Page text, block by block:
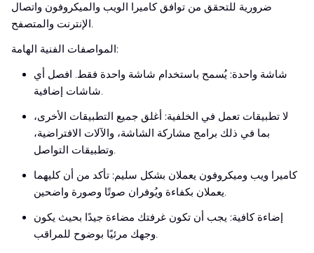
ضرورية للتحقق من توافق كاميرا الويب والميكروفون واتصال
الإنترنت والمتصفح.
المواصفات الفنية الهامة:
شاشة واحدة: يُسمح باستخدام شاشة واحدة فقط. افصل أي
شاشات إضافية.
لا تطبيقات تعمل في الخلفية: أغلق جميع التطبيقات الأخرى،
بما في ذلك برامج مشاركة الشاشة، والآلات الافتراضية،
وتطبيقات التواصل.
كاميرا ويب وميكروفون يعملان بشكل سليم: تأكد من أن كليهما
يعملان بكفاءة ويُوفران صوتًا وصورة واضحين.
إضاءة كافية: يجب أن تكون غرفتك مضاءة جيدًا بحيث يكون
وجهك مرئيًا بوضوح للمراقب.